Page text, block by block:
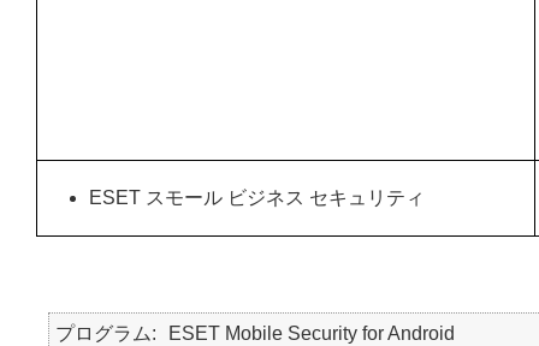
ESET スモール ビジネス セキュリティ
プログラム ESET Mobile Security for Android